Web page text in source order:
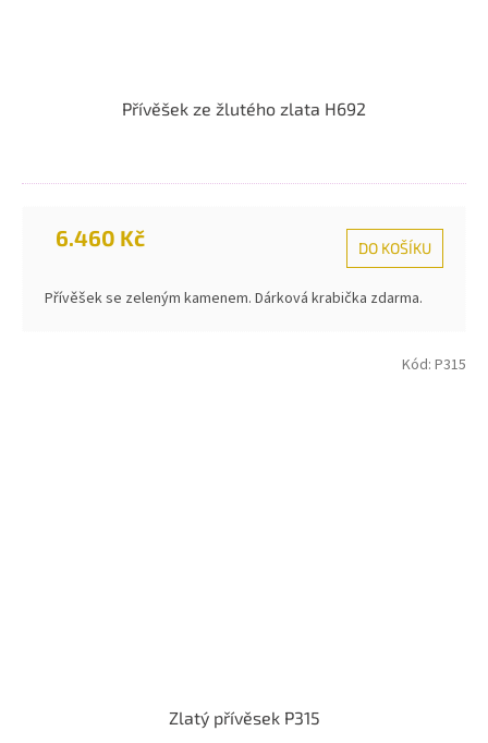
Přívěšek ze žlutého zlata H692
6.460 Kč DO KOŠÍKU
Přívěšek se zeleným kamenem. Dárková krabička zdarma.
Zlatý přívěsek P315
Kód: P315